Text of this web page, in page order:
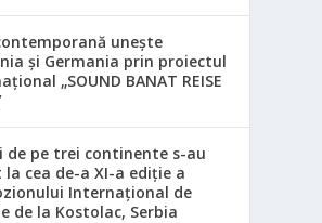
unește
și Germania prin proiectul
„SOUND BANAT REISE
de pe trei continente s-au
cea de-a XI-a ediție a
Internațional de
de la Kostolac, Serbia